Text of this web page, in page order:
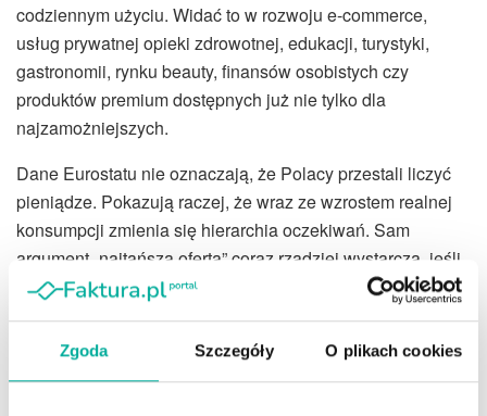
Zgoda Szczegóły O plikach cookies
codziennym użyciu. Widać to w rozwoju e-commerce,
usług prywatnej opieki zdrowotnej, edukacji, turystyki,
gastronomii, rynku beauty, finansów osobistych czy
produktów premium dostępnych już nie tylko dla
najzamożniejszych.
Dane Eurostatu nie oznaczają, że Polacy przestali liczyć
pieniądze. Pokazują raczej, że wraz ze wzrostem realnej
konsumpcji zmienia się hierarchia oczekiwań. Sam
argument „najtańsza oferta” coraz rzadziej wystarcza, jeśli
nie idzie za nim wygoda zakupu, dobra komunikacja,
zaufanie do marki i poczucie, że klient dostaje wartość
większą niż sama cena na paragonie.